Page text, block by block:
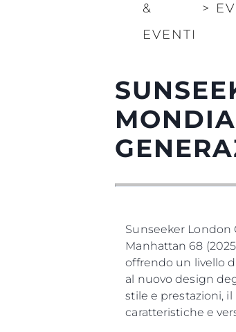
&
EVENTI
>
Sunseeker London
Manhattan 68
offrendo un livello
al nuovo design
stile e prestazioni,
caratteristiche e